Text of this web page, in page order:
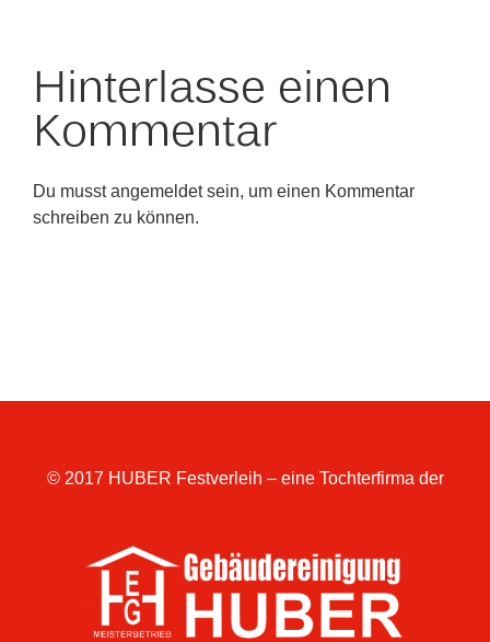
Hinterlasse einen
Kommentar
Du musstangemeldetsein, um einen Kommentar
schreiben zu können.
© 2017 HUBER Festverleih – eine Tochterfirma der